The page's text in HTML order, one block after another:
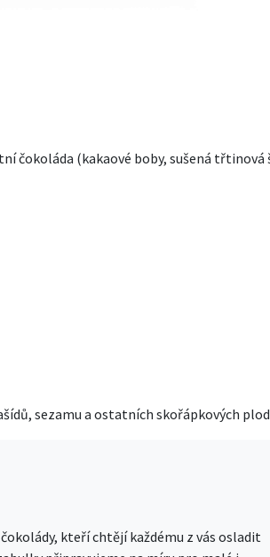
čokoláda (kakaové boby, sušená
sezamu a ostatních skořápkových
kteří chtějí každému z vás osladit